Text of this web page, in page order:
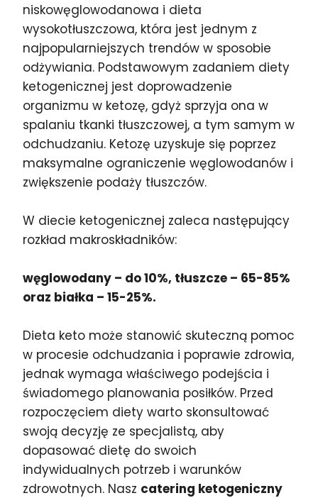
niskowęglowodanowa i dieta
wysokotłuszczowa, która jest jednym z
najpopularniejszych trendów w sposobie
odżywiania. Podstawowym zadaniem diety
ketogenicznej jest doprowadzenie
organizmu w ketozę, gdyż sprzyja ona w
spalaniu tkanki tłuszczowej, a tym samym w
odchudzaniu. Ketozę uzyskuje się poprzez
maksymalne ograniczenie węglowodanów i
zwiększenie podaży tłuszczów.
W diecie ketogenicznej zaleca następujący
rozkład makroskładników:
węglowodany – do 10%, tłuszcze – 65-85%
oraz białka – 15-25%.
Dieta keto może stanowić skuteczną pomoc
w procesie odchudzania i poprawie zdrowia,
jednak wymaga właściwego podejścia i
świadomego planowania posiłków. Przed
rozpoczęciem diety warto skonsultować
swoją decyzję ze specjalistą, aby
dopasować dietę do swoich
indywidualnych potrzeb i warunków
zdrowotnych. Nasz catering ketogeniczny